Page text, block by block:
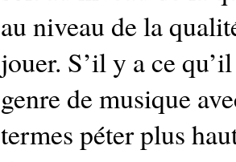
au niveau de la
jouer. S’il y a ce
genre de musique
termes péter plus